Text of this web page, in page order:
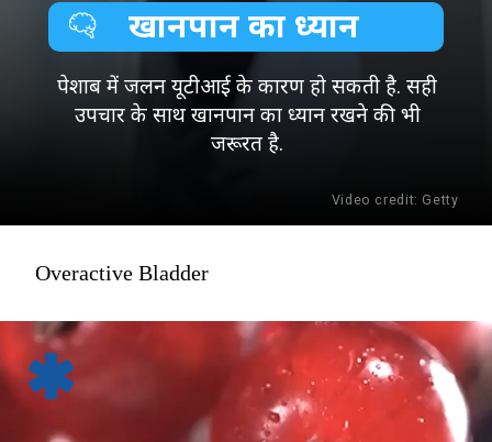
खानपान का ध्यान
पेशाब में जलन यूटीआई के कारण हो सकती है. सही
उपचार के साथ खानपान का ध्यान रखने की भी
जरूरत है.
Video credit: Getty
Overactive Bladder